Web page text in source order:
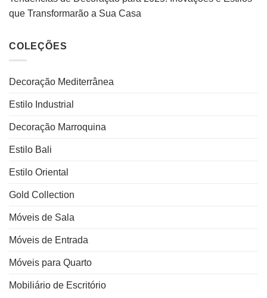
que Transformarão a Sua Casa
COLEÇÕES
Decoração Mediterrânea
Estilo Industrial
Decoração Marroquina
Estilo Bali
Estilo Oriental
Gold Collection
Móveis de Sala
Móveis de Entrada
Móveis para Quarto
Mobiliário de Escritório